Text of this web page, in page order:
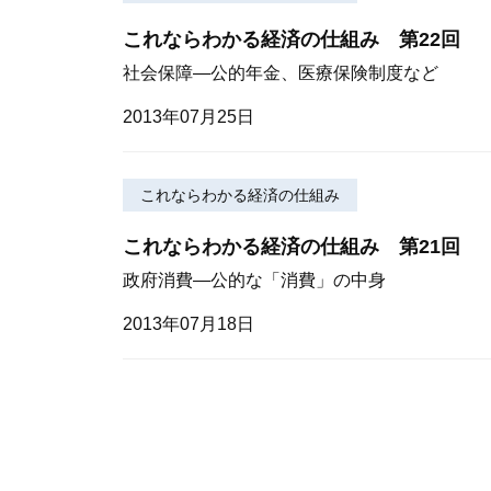
これならわかる経済の仕組み 第22回
社会保障—公的年金、医療保険制度など
2013年07月25日
これならわかる経済の仕組み
これならわかる経済の仕組み 第21回
政府消費—公的な「消費」の中身
2013年07月18日